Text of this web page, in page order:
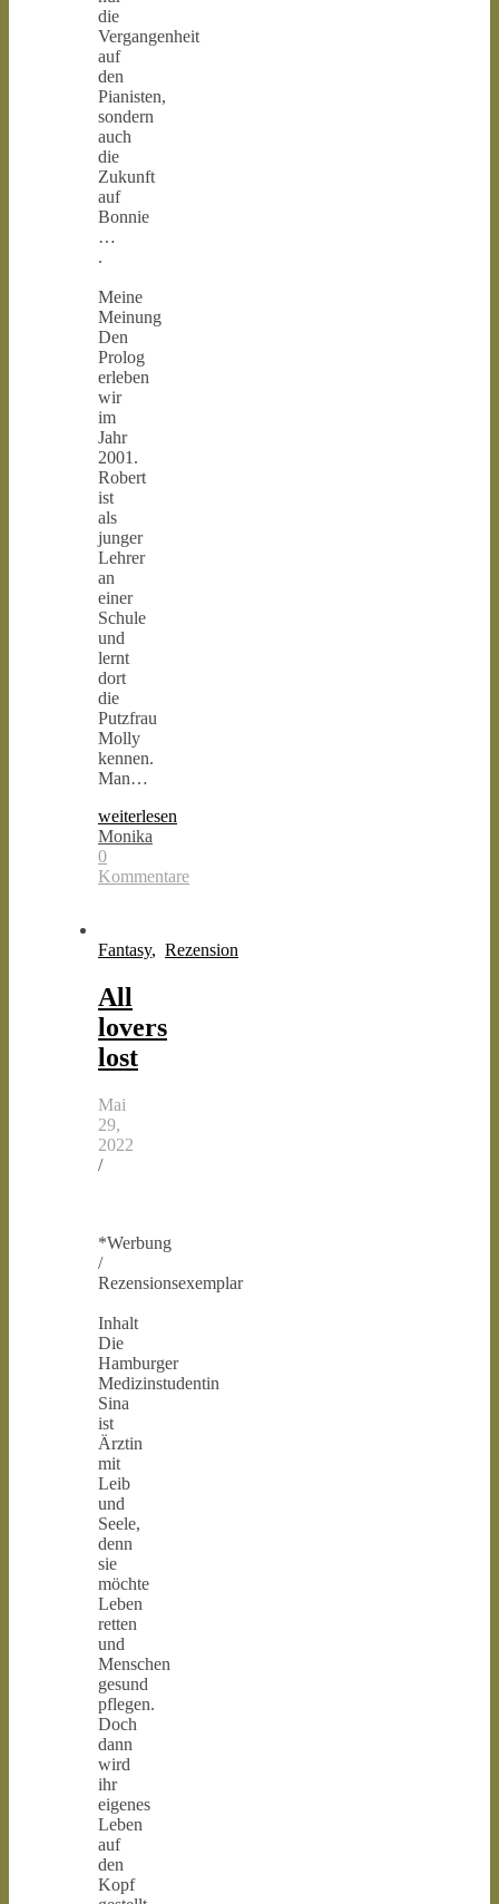
die
Vergangenheit
auf
den
Pianisten,
sondern
auch
die
Zukunft
auf
Bonnie
…
.
Meine
Meinung
Den
Prolog
erleben
wir
im
Jahr
2001.
Robert
ist
als
junger
Lehrer
an
einer
Schule
und
lernt
dort
die
Putzfrau
Molly
kennen.
Man…
weiterlesen
Monika
0
Kommentare
Fantasy, Rezension
All
lovers
lost
Mai
29,
2022
/
*Werbung
/
Rezensionsexemplar
Inhalt
Die
Hamburger
Medizinstudentin
Sina
ist
Ärztin
mit
Leib
und
Seele,
denn
sie
möchte
Leben
retten
und
Menschen
gesund
pflegen.
Doch
dann
wird
ihr
eigenes
Leben
auf
den
Kopf